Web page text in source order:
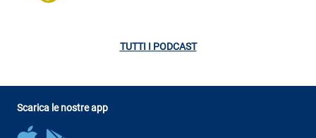
TUTTI I PODCAST
Scarica le nostre app